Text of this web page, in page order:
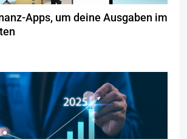
Apps, um deine Ausgaben im